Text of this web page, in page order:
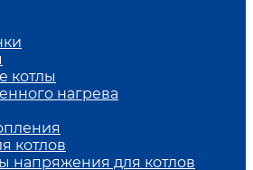
котлы
нагрева
котлов
напряжения для котлов